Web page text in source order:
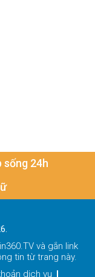
sống 24h
và gắn link
tin từ trang này.
dịch vụ